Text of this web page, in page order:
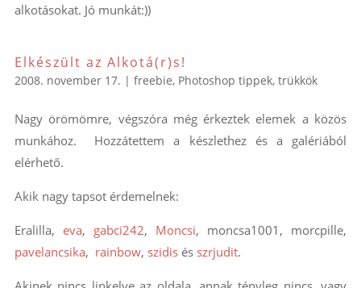
alkotásokat. Jó munkát:))
Elkészült az Alkotá(r)s!
2008. november 17. | freebie, Photoshop tippek, trükkök
Nagy örömömre, végszóra még érkeztek elemek a közös
munkához. Hozzátettem a készlethez és a galériából
elérhető.
Akik nagy tapsot érdemelnek:
Eralilla, eva, gabci242, Moncsi, moncsa1001, morcpille,
pavelancsika, rainbow, szidisés szrjudit.